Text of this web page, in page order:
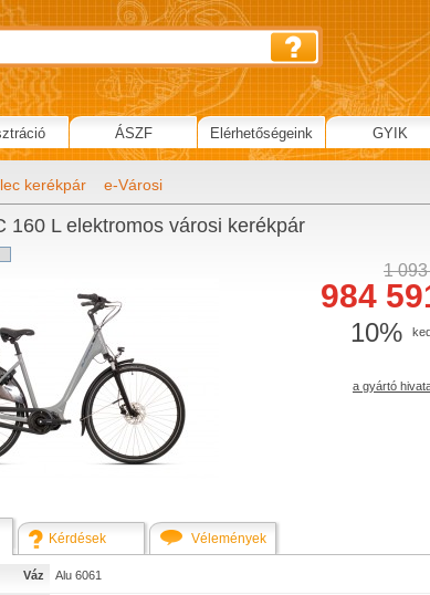
kerékpár e-Városi
160 L elektromos városi kerékpár
1
984
10%
a gyártó
Kérdések Vélemények
Váz Alu 6061
ÁSZF Elérhetőségeink GYIK